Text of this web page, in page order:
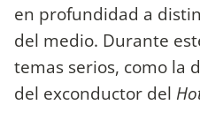
en profundidad a
del medio. Durante
temas serios, como la
del exconductor del